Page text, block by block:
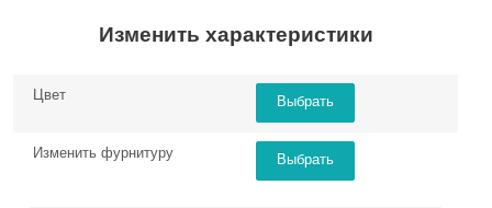
Изменить характеристики
Цвет Выбрать
Изменить фурнитуру Выбрать